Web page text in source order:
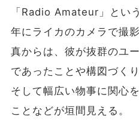
「Radio Amateur」とい
年にライカのカメラで撮
真からは、彼が抜群のユ
であったことや構図づく
そして幅広い物事に関心
ことなどが垣間見える。